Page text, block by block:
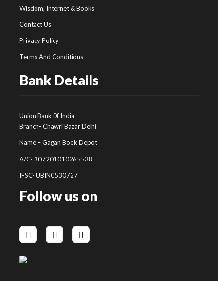
Wisdom, Internet & Books
Contact Us
Privacy Policy
Terms And Conditions
Bank Details
Union Bank 0f India
Branch- Chawri Bazar Delhi
Name – Gagan Book Depot
A/C- 307201010265538.
IFSC- UBIN0530727
Follow us on